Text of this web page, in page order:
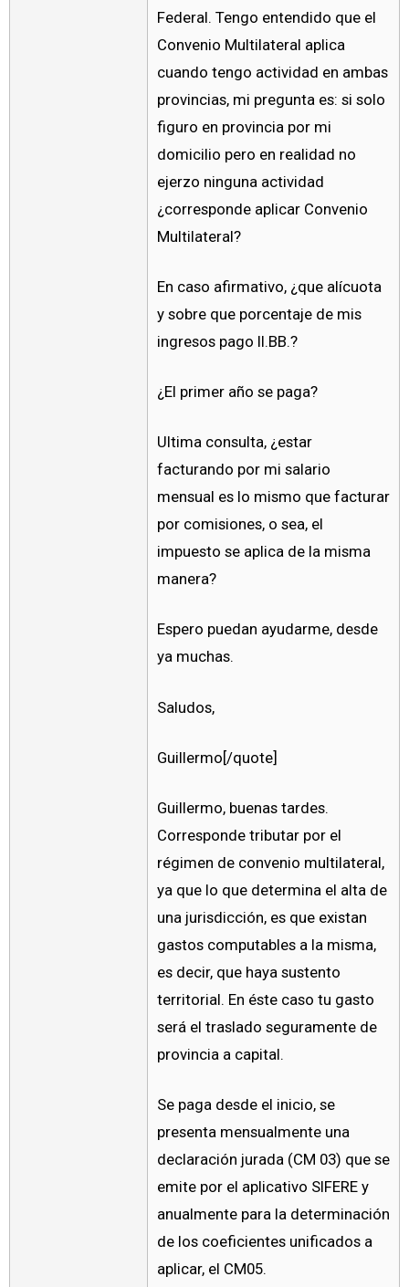
Federal. Tengo entendido que el
Convenio Multilateral aplica
cuando tengo actividad en ambas
provincias, mi pregunta es: si solo
figuro en provincia por mi
domicilio pero en realidad no
ejerzo ninguna actividad
¿corresponde aplicar Convenio
Multilateral?
En caso afirmativo, ¿que alícuota
y sobre que porcentaje de mis
ingresos pago II.BB.?
¿El primer año se paga?
Ultima consulta, ¿estar
facturando por mi salario
mensual es lo mismo que facturar
por comisiones, o sea, el
impuesto se aplica de la misma
manera?
Espero puedan ayudarme, desde
ya muchas.
Saludos,
Guillermo[/quote]
Guillermo, buenas tardes.
Corresponde tributar por el
régimen de convenio multilateral,
ya que lo que determina el alta de
una jurisdicción, es que existan
gastos computables a la misma,
es decir, que haya sustento
territorial. En éste caso tu gasto
será el traslado seguramente de
provincia a capital.
Se paga desde el inicio, se
presenta mensualmente una
declaración jurada (CM 03) que se
emite por el aplicativo SIFERE y
anualmente para la determinación
de los coeficientes unificados a
aplicar, el CM05.